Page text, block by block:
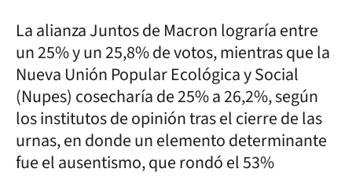
La alianza Juntos de Macron lograría entre
un 25% y un 25,8% de votos, mientras que la
Nueva Unión Popular Ecológica y Social
(Nupes) cosecharía de 25% a 26,2%, según
los institutos de opinión tras el cierre de las
urnas, en donde un elemento determinante
fue el ausentismo, que rondó el 53%